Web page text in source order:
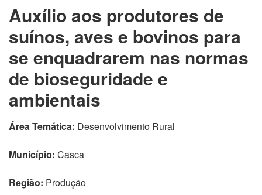
para
busca
Auxílio aos produtores de
suínos, aves e bovinos para
se enquadrarem nas normas
de bioseguridade e
ambientais
Área Temática: Desenvolvimento Rural
Município: Casca
Região: Produção